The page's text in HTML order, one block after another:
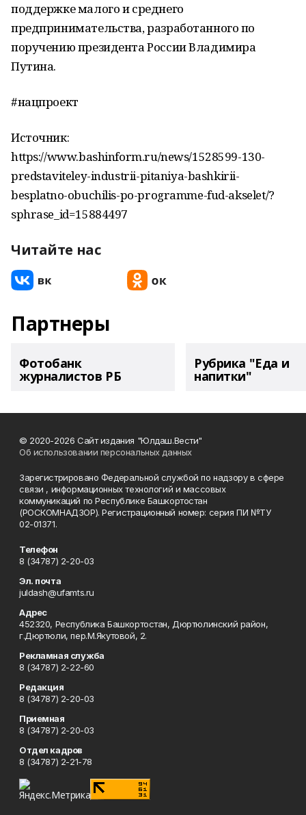
поддержке малого и среднего
предпринимательства, разработанного по
поручению президента России Владимира
Путина.
#нацпроект
Источник:
https://www.bashinform.ru/news/1528599-130-
predstaviteley-industrii-pitaniya-bashkirii-
besplatno-obuchilis-po-programme-fud-akselet/?
sphrase_id=15884497
Читайте нас
Партнеры
Фотобанк
журналистов РБ
Рубрика "Еда и
напитки"
© 2020-2026 Сайт издания "Юлдаш.Вести"
Об использовании персональных данных
Зарегистрировано Федеральной службой по надзору в сфере
связи , информационных технологий и массовых
коммуникаций по Республике Башкортостан
(РОСКОМНАДЗОР). Регистрационный номер: серия ПИ №ТУ
02-01371.
Телефон
8 (34787) 2-20-03
Эл. почта
juldash@ufamts.ru
Адрес
452320, Республика Башкортостан, Дюртюлинский район,
г.Дюртюли, пер.М.Якутовой, 2.
Рекламная служба
8 (34787) 2-22-60
Редакция
8 (34787) 2-20-03
Приемная
8 (34787) 2-20-03
Отдел кадров
8 (34787) 2-21-78